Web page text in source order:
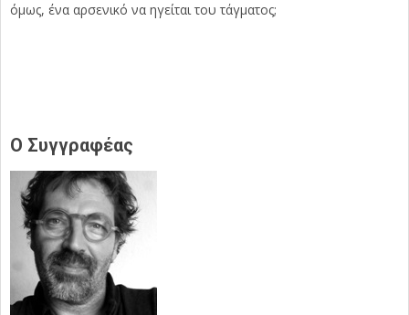
όμως, ένα αρσενικό να ηγείται του τάγματος;
Ο Συγγραφέας